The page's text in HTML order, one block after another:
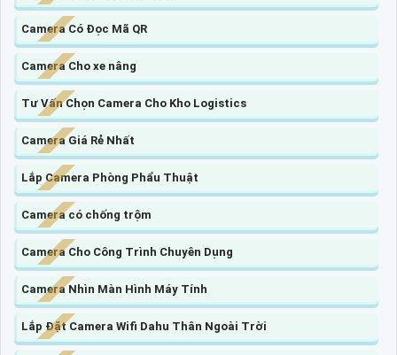
Camera Có Đọc Mã QR
Camera Cho xe nâng
Tư Vấn Chọn Camera Cho Kho Logistics
Camera Giá Rẻ Nhất
Lắp Camera Phòng Phẩu Thuật
Camera có chống trộm
Camera Cho Công Trình Chuyên Dụng
Camera Nhìn Màn Hình Máy Tính
Lắp Đặt Camera Wifi Dahu Thân Ngoài Trời